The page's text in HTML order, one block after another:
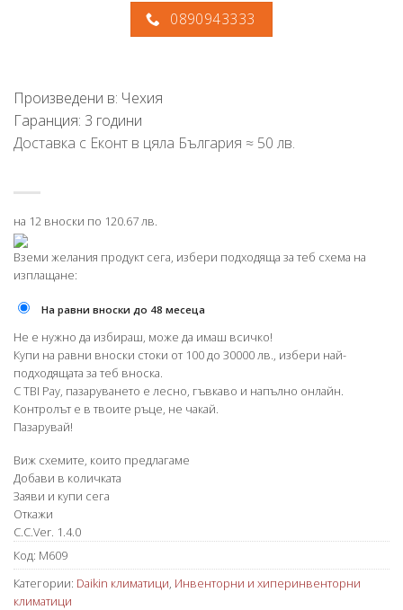
0890943333
Произведени в: Чехия
Гаранция: 3 години
Доставка с Еконт в цяла България ≈ 50 лв.
на 12 вноски по 120.67 лв.
Вземи желания продукт сега, избери подходяща за теб схема на
изплащане:
На равни вноски до 48 месеца
Не е нужно да избираш, може да имаш всичко!
Купи на равни вноски стоки от 100 до 30000 лв., избери най-
подходящата за теб вноска.
С TBI Pay, пазаруването е лесно, гъвкаво и напълно онлайн.
Контролът е в твоите ръце, не чакай.
Пазарувай!
Виж схемите, които предлагаме
Добави в количката
Заяви и купи сега
Откажи
C.C.Ver. 1.4.0
Код: M609
Категории: Daikin климатици Инвенторни и хиперинвенторни
климатици